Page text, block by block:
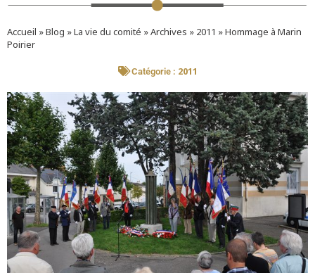
Accueil »Blog »La vie du comité »Archives » 2011 »Hommage à Marin
Poirier
Catégorie : 2011